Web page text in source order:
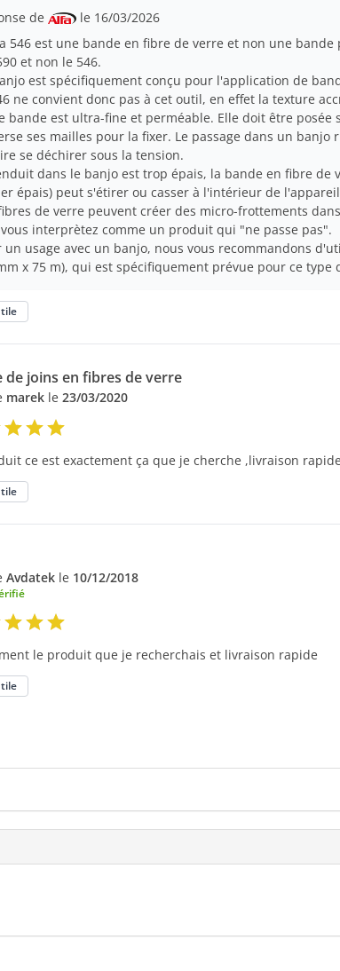
de
le 16/03/2026
546 est une bande en fibre de verre et non une
et non le 546.
est spécifiquement conçu pour l'application de
ne convient donc pas à cet outil, en effet la texture
bande est ultra-fine et perméable. Elle doit être
ses mailles pour la fixer. Le passage dans un
se déchirer sous la tension.
dans le banjo est trop épais, la bande en fibre
épais) peut s'étirer ou casser à l'intérieur de
de verre peuvent créer des micro-frottements
interprètez comme un produit qui "ne passe pas".
un usage avec un banjo, nous vous recommandons
x 75 m), qui est spécifiquement prévue pour ce type
de joins en fibres de verre
marek le 23/03/2020
ce est exactement ça que je cherche ,livraison rapide
Avdatek le 10/12/2018
le produit que je recherchais et livraison rapide